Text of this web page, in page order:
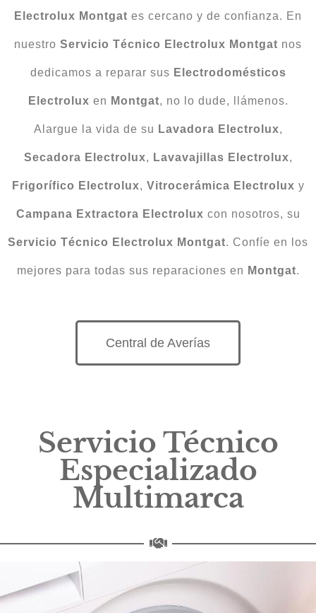
Electrolux Montgat es cercano y de confianza. En
nuestro Servicio Técnico Electrolux Montgat nos
dedicamos a reparar sus Electrodomésticos
Electrolux en Montgat, no lo dude, llámenos.
Alargue la vida de su Lavadora Electrolux,
Secadora Electrolux, Lavavajillas Electrolux,
Frigorífico Electrolux, Vitrocerámica Electrolux y
Campana Extractora Electrolux con nosotros, su
Servicio Técnico Electrolux Montgat. Confíe en los
mejores para todas sus reparaciones en Montgat.
Central de Averías
Servicio Técnico
Especializado
Multimarca